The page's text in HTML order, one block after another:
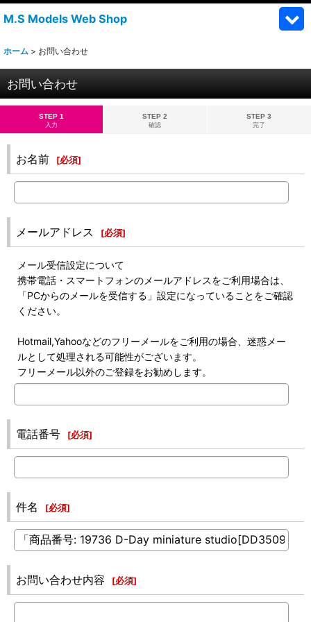
M.S Models Web Shop
ホーム > お問い合わせ
お問い合わせ
STEP 1
入力
STEP 2
確認
STEP 3
完了
お名前 [必須]
メールアドレス [必須]
メール受信設定について
携帯電話・スマートフォンのメールアドレスをご利用場合は、
「PCからのメールを受信する」設定になっていることをご確認
ください。
Hotmail,Yahooなどのフリーメールをご利用の場合、迷惑メー
ルとして処理される可能性がございます。
フリーメール以外のご登録をお勧めします。
電話番号 [必須]
件名 [必須]
お問い合わせ内容 [必須]